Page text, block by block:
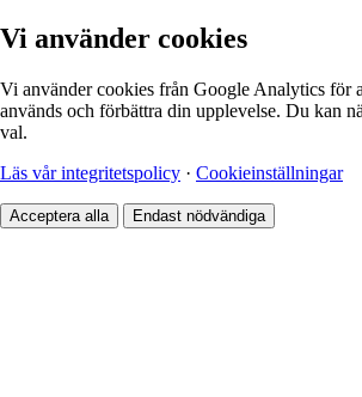
Vi använder cookies
Vi använder cookies från Google Analytics för
används och förbättra din upplevelse. Du kan
val.
Läs vår integritetspolicy · Cookieinställningar
Acceptera alla Endast nödvändiga